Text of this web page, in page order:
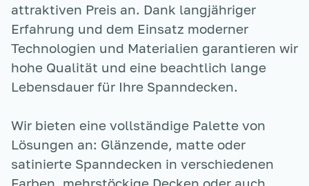
attraktiven Preis an. Dank langjähriger
Erfahrung und dem Einsatz moderner
Technologien und Materialien garantieren wir
hohe Qualität und eine beachtlich lange
Lebensdauer für Ihre Spanndecken.
Wir bieten eine vollständige Palette von
Lösungen an: Glänzende, matte oder
satinierte Spanndecken in verschiedenen
Farben, mehrstöckige Decken oder auch